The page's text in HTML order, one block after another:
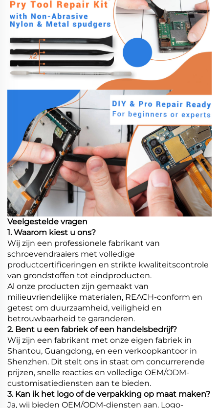
Veelgestelde vragen
1. Waarom kiest u ons?
Wij zijn een professionele fabrikant van
schroevendraaiers met volledige
productcertificeringen en strikte kwaliteitscontrole
van grondstoffen tot eindproducten.
Al onze producten zijn gemaakt van
milieuvriendelijke materialen, REACH-conform en
getest om duurzaamheid, veiligheid en
betrouwbaarheid te garanderen.
2. Bent u een fabriek of een handelsbedrijf?
Wij zijn een fabrikant met onze eigen fabriek in
Shantou, Guangdong, en een verkoopkantoor in
Shenzhen. Dit stelt ons in staat om concurrerende
prijzen, snelle reacties en volledige OEM/ODM-
customisatiediensten aan te bieden.
3. Kan ik het logo of de verpakking op maat maken?
Ja, wij bieden OEM/ODM-diensten aan. Logo-